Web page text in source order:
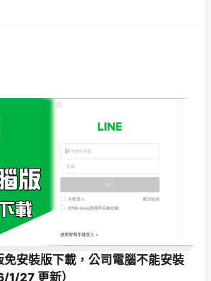
免安裝版下載，公司電腦不能安裝
27 更新）